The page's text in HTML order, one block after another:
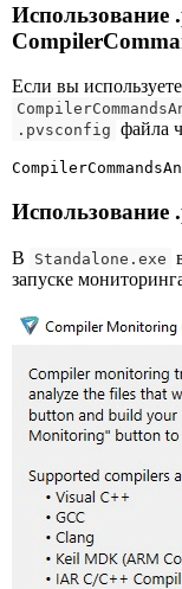
Использование
Если вы
.pvsconfig файла
Использование
В Standalone.exe
запуске